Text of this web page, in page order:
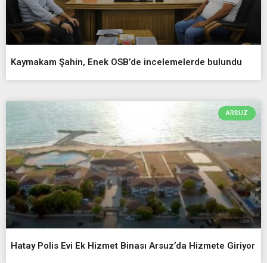
Kaymakam Şahin, Enek OSB’de incelemelerde bulundu
ARSUZ
Hatay Polis Evi Ek Hizmet Binası Arsuz’da Hizmete Giriyor